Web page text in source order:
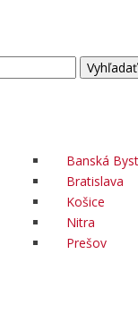
Banská
Bratislava
Košice
Nitra
Prešov